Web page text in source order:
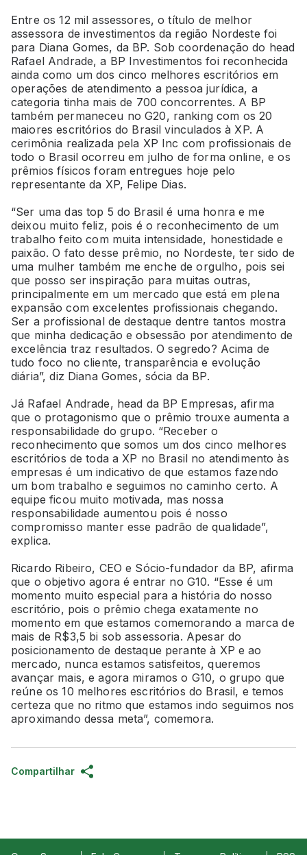
Entre os 12 mil assessores, o título de melhor
assessora de investimentos da região Nordeste foi
para Diana Gomes, da BP. Sob coordenação do head
Rafael Andrade, a BP Investimentos foi reconhecida
ainda como um dos cinco melhores escritórios em
operações de atendimento a pessoa jurídica, a
categoria tinha mais de 700 concorrentes. A BP
também permaneceu no G20, ranking com os 20
maiores escritórios do Brasil vinculados à XP. A
cerimônia realizada pela XP Inc com profissionais de
todo o Brasil ocorreu em julho de forma online, e os
prêmios físicos foram entregues hoje pelo
representante da XP, Felipe Dias.
“Ser uma das top 5 do Brasil é uma honra e me
deixou muito feliz, pois é o reconhecimento de um
trabalho feito com muita intensidade, honestidade e
paixão. O fato desse prêmio, no Nordeste, ter sido de
uma mulher também me enche de orgulho, pois sei
que posso ser inspiração para muitas outras,
principalmente em um mercado que está em plena
expansão com excelentes profissionais chegando.
Ser a profissional de destaque dentre tantos mostra
que minha dedicação e obsessão por atendimento de
excelência traz resultados. O segredo? Acima de
tudo foco no cliente, transparência e evolução
diária”, diz Diana Gomes, sócia da BP.
Já Rafael Andrade, head da BP Empresas, afirma
que o protagonismo que o prêmio trouxe aumenta a
responsabilidade do grupo. “Receber o
reconhecimento que somos um dos cinco melhores
escritórios de toda a XP no Brasil no atendimento às
empresas é um indicativo de que estamos fazendo
um bom trabalho e seguimos no caminho certo. A
equipe ficou muito motivada, mas nossa
responsabilidade aumentou pois é nosso
compromisso manter esse padrão de qualidade”,
explica.
Ricardo Ribeiro, CEO e Sócio-fundador da BP, afirma
que o objetivo agora é entrar no G10. “Esse é um
momento muito especial para a história do nosso
escritório, pois o prêmio chega exatamente no
momento em que estamos comemorando a marca de
mais de R$3,5 bi sob assessoria. Apesar do
posicionamento de destaque perante à XP e ao
mercado, nunca estamos satisfeitos, queremos
avançar mais, e agora miramos o G10, o grupo que
reúne os 10 melhores escritórios do Brasil, e temos
certeza que no ritmo que estamos indo seguimos nos
aproximando dessa meta”, comemora.
Compartilhar